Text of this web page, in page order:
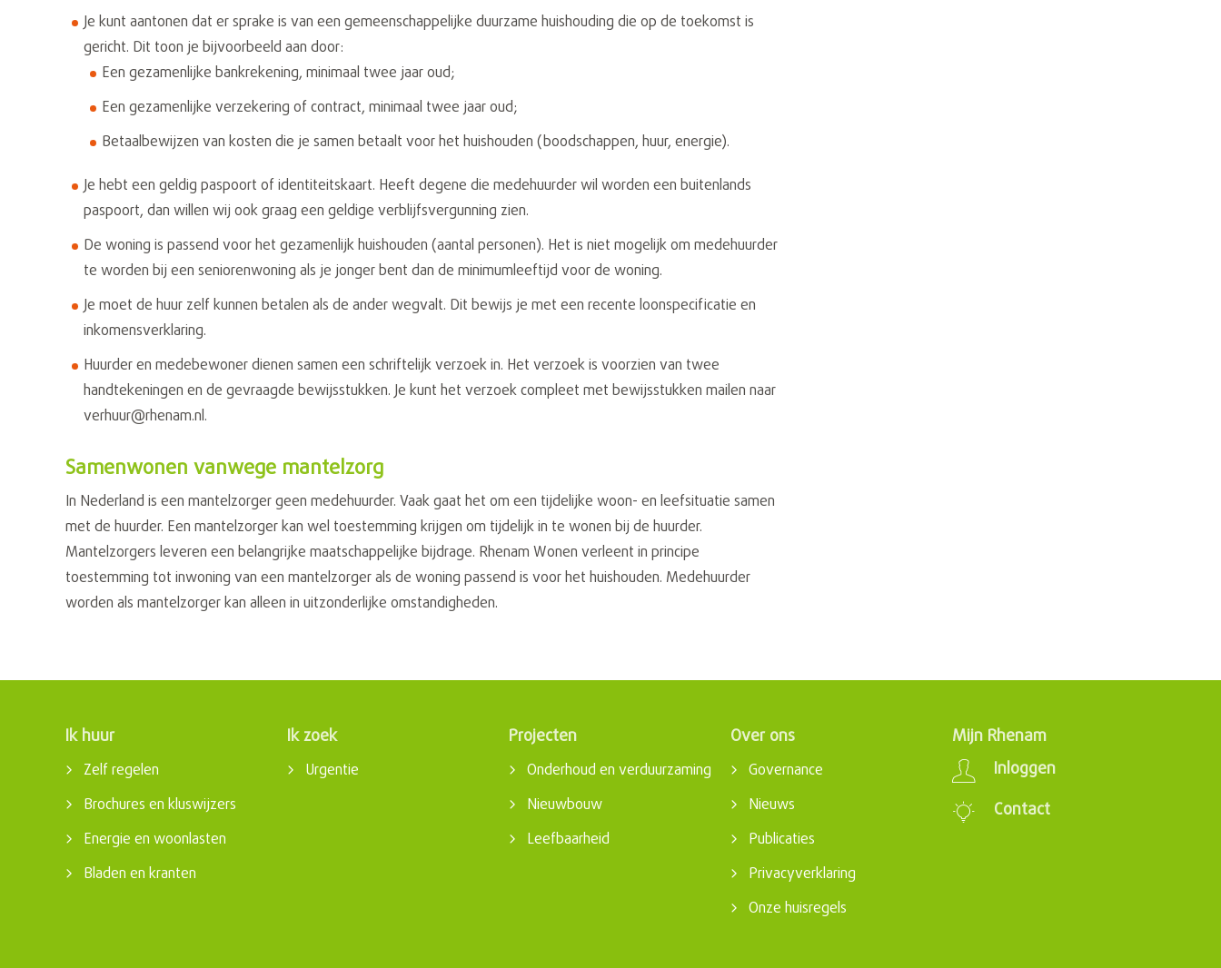
Je kunt aantonen dat er sprake is van een gemeenschappelijke duurzame huishouding die op de toekomst is
gericht. Dit toon je bijvoorbeeld aan door:
Een gezamenlijke bankrekening, minimaal twee jaar oud;
Een gezamenlijke verzekering of contract, minimaal twee jaar oud;
Betaalbewijzen van kosten die je samen betaalt voor het huishouden (boodschappen, huur, energie).
Je hebt een geldig paspoort of identiteitskaart. Heeft degene die medehuurder wil worden een buitenlands
paspoort, dan willen wij ook graag een geldige verblijfsvergunning zien.
De woning is passend voor het gezamenlijk huishouden (aantal personen). Het is niet mogelijk om medehuurder
te worden bij een seniorenwoning als je jonger bent dan de minimumleeftijd voor de woning.
Je moet de huur zelf kunnen betalen als de ander wegvalt. Dit bewijs je met een recente loonspecificatie en
inkomensverklaring.
Huurder en medebewoner dienen samen een schriftelijk verzoek in. Het verzoek is voorzien van twee
handtekeningen en de gevraagde bewijsstukken. Je kunt het verzoek compleet met bewijsstukken mailen naar
verhuur@rhenam.nl.
Samenwonen vanwege mantelzorg
In Nederland is een mantelzorger geen medehuurder. Vaak gaat het om een tijdelijke woon- en leefsituatie samen
met de huurder. Een mantelzorger kan wel toestemming krijgen om tijdelijk in te wonen bij de huurder.
Mantelzorgers leveren een belangrijke maatschappelijke bijdrage. Rhenam Wonen verleent in principe
toestemming tot inwoning van een mantelzorger als de woning passend is voor het huishouden. Medehuurder
worden als mantelzorger kan alleen in uitzonderlijke omstandigheden.
Contactinformatie
Ik huur
Zelf regelen
Brochures en kluswijzers
Energie en woonlasten
Bladen en kranten
Ik zoek
Urgentie
Projecten
Onderhoud en verduurzaming
Nieuwbouw
Leefbaarheid
Over ons
Governance
Nieuws
Publicaties
Privacyverklaring
Onze huisregels
Mijn Rhenam
Inloggen
Contact